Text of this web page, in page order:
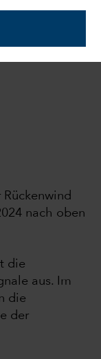
nach oben
die
aus. Im
die
der